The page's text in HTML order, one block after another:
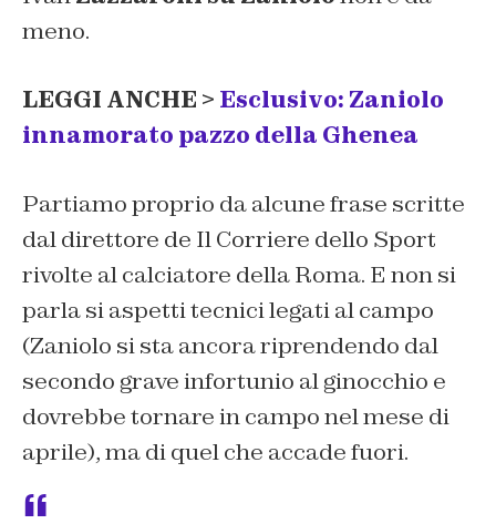
meno.
LEGGI ANCHE > Esclusivo: Zaniolo
innamorato pazzo della Ghenea
Partiamo proprio da alcune frase scritte
dal direttore de Il Corriere dello Sport
rivolte al calciatore della Roma. E non si
parla si aspetti tecnici legati al campo
(Zaniolo si sta ancora riprendendo dal
secondo grave infortunio al ginocchio e
dovrebbe tornare in campo nel mese di
aprile), ma di quel che accade fuori.